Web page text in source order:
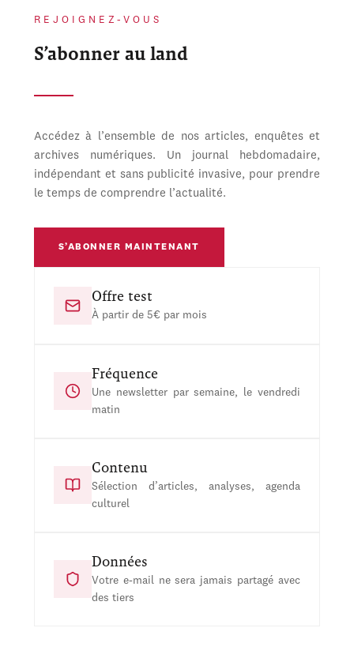
REJOIGNEZ-VOUS
S’abonner au land
Accédez à l’ensemble de nos articles, enquêtes et
archives numériques. Un journal hebdomadaire,
indépendant et sans publicité invasive, pour prendre
le temps de comprendre l’actualité.
S’ABONNER MAINTENANT
Offre test
À partir de 5€ par mois
Fréquence
Une newsletter par semaine, le vendredi
matin
Contenu
Sélection d’articles, analyses, agenda
culturel
Données
Votre e-mail ne sera jamais partagé avec
des tiers